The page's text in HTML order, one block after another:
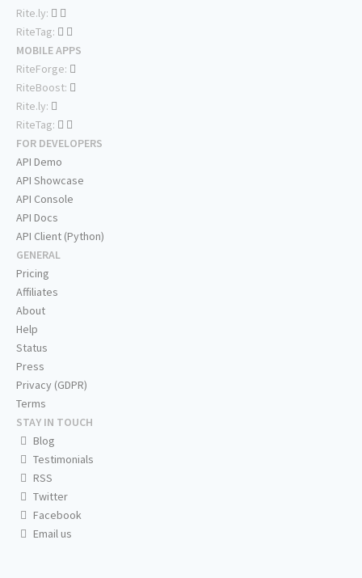
Rite.ly:
RiteTag:
MOBILE APPS
RiteForge:
RiteBoost:
Rite.ly:
RiteTag:
FOR DEVELOPERS
API Demo
API Showcase
API Console
API Docs
API Client (Python)
GENERAL
Pricing
Affiliates
About
Help
Status
Press
Privacy (GDPR)
Terms
STAY IN TOUCH
Blog
Testimonials
RSS
Twitter
Facebook
Email us